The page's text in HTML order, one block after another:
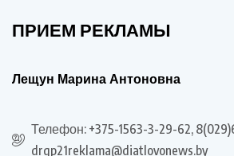
ПРИЕМ РЕКЛАМЫ
Лещун Марина Антоновна
Телефон: +375-1563-3-29-62,
drgp21reklama@diatlovonews.by